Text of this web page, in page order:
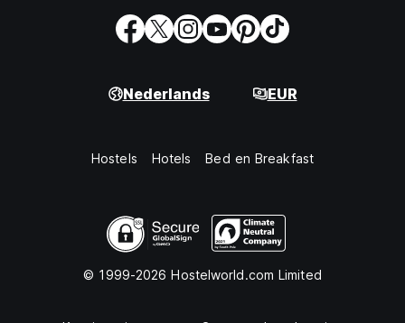
Nederlands EUR
Hostels Hotels Bed en Breakfast
© 1999-2026 Hostelworld.com Limited